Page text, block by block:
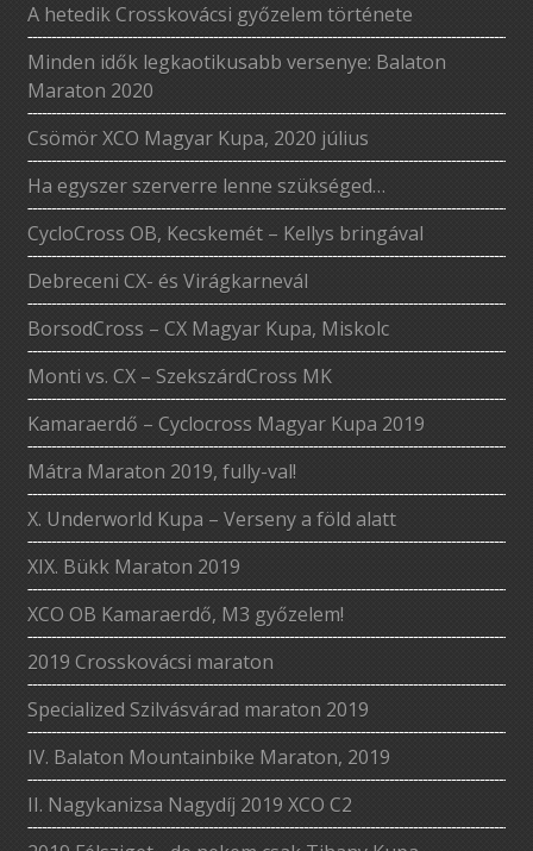
A hetedik Crosskovácsi győzelem története
Minden idők legkaotikusabb versenye: Balaton
Maraton 2020
Csömör XCO Magyar Kupa, 2020 július
Ha egyszer szerverre lenne szükséged…
CycloCross OB, Kecskemét – Kellys bringával
Debreceni CX- és Virágkarnevál
BorsodCross – CX Magyar Kupa, Miskolc
Monti vs. CX – SzekszárdCross MK
Kamaraerdő – Cyclocross Magyar Kupa 2019
Mátra Maraton 2019, fully-val!
X. Underworld Kupa – Verseny a föld alatt
XIX. Bükk Maraton 2019
XCO OB Kamaraerdő, M3 győzelem!
2019 Crosskovácsi maraton
Specialized Szilvásvárad maraton 2019
IV. Balaton Mountainbike Maraton, 2019
II. Nagykanizsa Nagydíj 2019 XCO C2